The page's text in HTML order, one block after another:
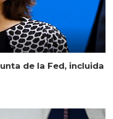
de la Fed, incluida